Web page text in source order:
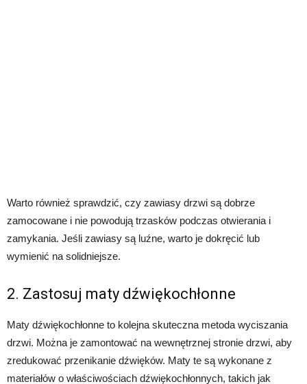
Warto również sprawdzić, czy zawiasy drzwi są dobrze
zamocowane i nie powodują trzasków podczas otwierania i
zamykania. Jeśli zawiasy są luźne, warto je dokręcić lub
wymienić na solidniejsze.
2. Zastosuj maty dźwiękochłonne
Maty dźwiękochłonne to kolejna skuteczna metoda wyciszania
drzwi. Można je zamontować na wewnętrznej stronie drzwi, aby
zredukować przenikanie dźwięków. Maty te są wykonane z
materiałów o właściwościach dźwiękochłonnych, takich jak